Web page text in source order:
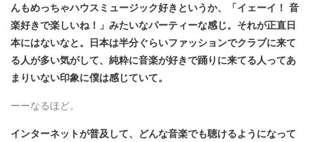
んもめっちゃハウスミュージック好きというか、「イェーイ！ 音
楽好きで楽しいね！」みたいなパーティーな感じ。それが正直日
本にはないなと。日本は半分ぐらいファッションでクラブに来て
る人が多い気がして、純粋に音楽が好きで踊りに来てる人ってあ
まりいない印象に僕は感じていて。
ーーなるほど。
インターネットが普及して、どんな音楽でも聴けるようになって